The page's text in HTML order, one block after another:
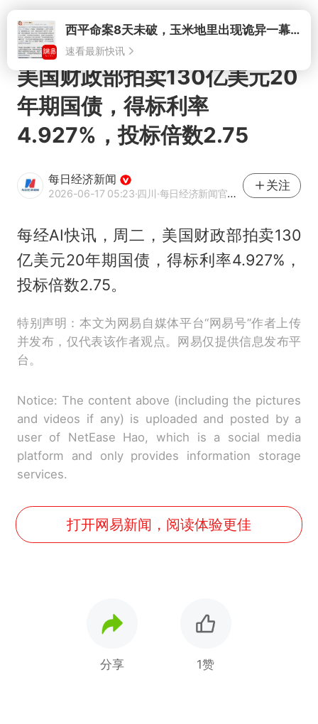
打开
美国财政部拍卖130亿美元20
年期国债，得标利率
4.927%，投标倍数2.75
每日经济新闻
2026-06-17 05:23·四川·每日经济新闻官方网易号
关注
每经AI快讯，周二，美国财政部拍卖130
亿美元20年期国债，得标利率4.927%，
投标倍数2.75。
特别声明：本文为网易自媒体平台“网易号”作者上传
并发布，仅代表该作者观点。网易仅提供信息发布平
台。
Notice: The content above (including the pictures
and videos if any) is uploaded and posted by a
user of NetEase Hao, which is a social media
platform and only provides information storage
services.
打开网易新闻，阅读体验更佳
分享 1赞